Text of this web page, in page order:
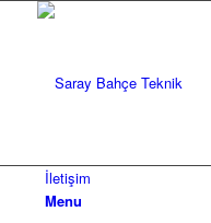
İletişim
Menu